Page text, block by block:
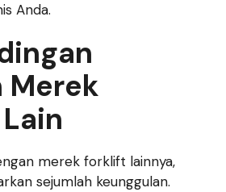
Anda.
Merek
merek forklift lainnya,
sejumlah keunggulan.